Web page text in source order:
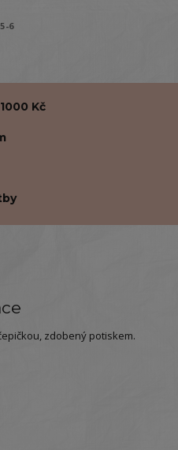
6
Kč
zdobený potiskem.